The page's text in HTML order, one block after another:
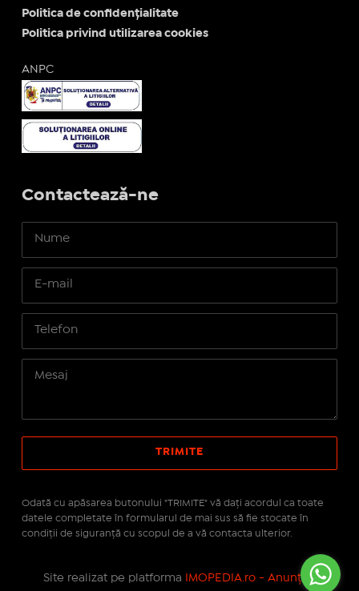
Politica de confidențialitate
Politica privind utilizarea cookies
ANPC
Contactează-ne
Odată cu apăsarea butonului "TRIMITE" vă daţi acordul ca toate
datele completate în formularul de mai sus să fie stocate în
condiţii de siguranţă cu scopul de a vă contacta ulterior.
Site realizat pe platforma
IMOPEDIA.ro - Anunțuri